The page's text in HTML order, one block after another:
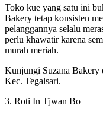
Toko kue yang satu ini
Bakery tetap konsisten
pelanggannya selalu
perlu khawatir karena
murah meriah.
Kunjungi Suzana
Kec. Tegalsari.
3. Roti In Tjwan Bo